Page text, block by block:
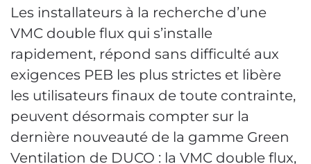
Les installateurs à la recherche d’une
VMC double flux qui s’installe
rapidement, répond sans difficulté aux
exigences PEB les plus strictes et libère
les utilisateurs finaux de toute contrainte,
peuvent désormais compter sur la
dernière nouveauté de la gamme Green
Ventilation de DUCO : la VMC double flux,